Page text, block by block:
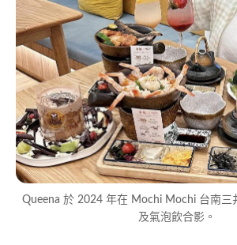
Queena 於 2024 年在 Mochi Mochi 台南三
及氣泡飲合影。